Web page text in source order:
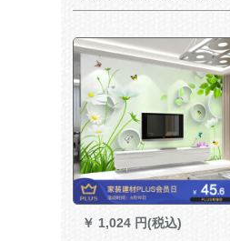
水性防湿【出張測定パン取り
背景の壁の無地ウォーカー壁
紙無料アクセスサンプ/測定/設
計保証/保証保証保証金
￥ 1,024 円(税込)